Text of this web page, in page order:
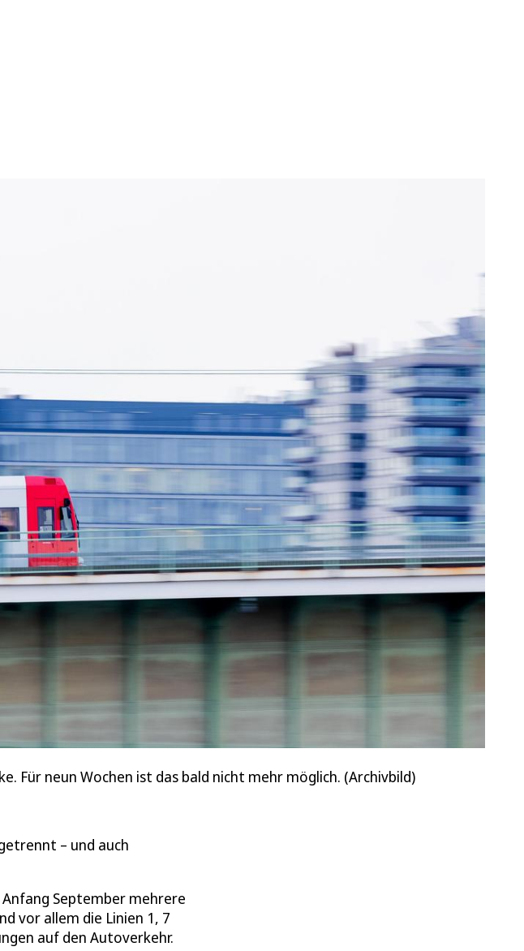
Für neun Wochen ist das bald nicht mehr möglich. (Archivbild)
– und auch
Anfang September mehrere
vor allem die Linien 1, 7
auf den Autoverkehr.